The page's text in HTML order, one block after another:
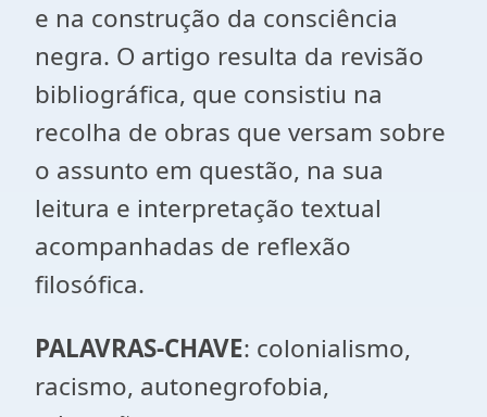
e na construção da consciência
negra. O artigo resulta da revisão
bibliográfica, que consistiu na
recolha de obras que versam sobre
o assunto em questão, na sua
leitura e interpretação textual
acompanhadas de reflexão
filosófica.
PALAVRAS-CHAVE: colonialismo,
racismo, autonegrofobia,